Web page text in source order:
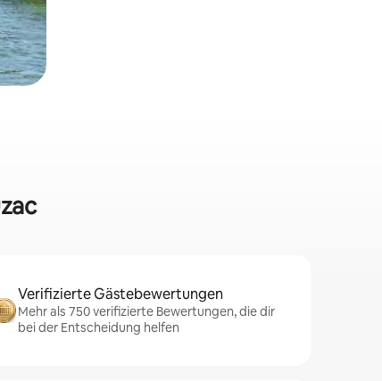
Verifizierte Gästebewertungen
Mehr als 750 verifizierte Bewertungen, die dir
bei der Entscheidung helfen